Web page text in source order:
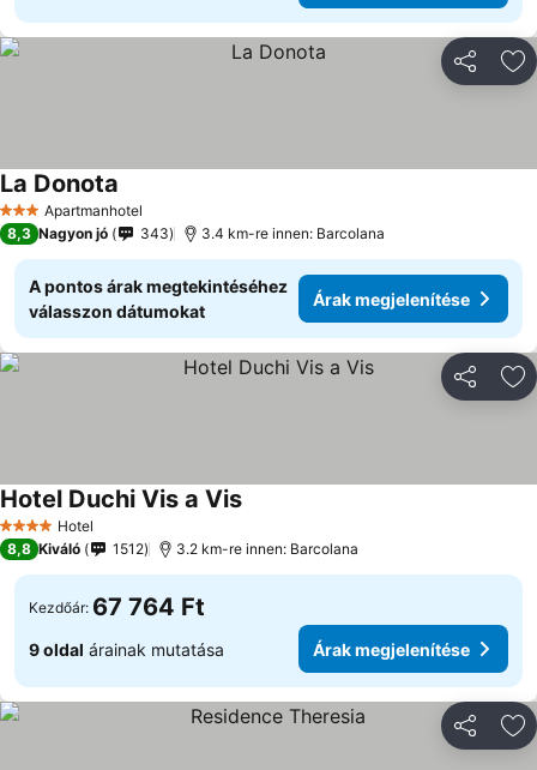
3 KategóriaApartmanhotel
La Donota
8,3 Nagyon jó 343 3.4 km-re innen: Barcolana
A pontos árak megtekintéséhez
válasszon dátumokat
Árak megjelenítése
4 KategóriaHotel
Hotel Duchi Vis a VisÁrak megjelenítése
8,8 Kiváló 1512 3.2 km-re innen: Barcolana
Kezdőár: 67 764 Ft
9 oldal árainak mutatása Árak megjelenítése